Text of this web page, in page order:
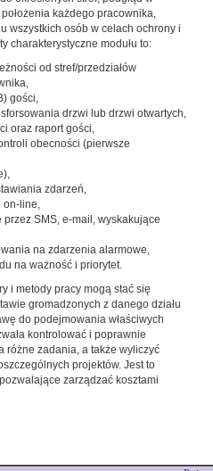
każdego pracownika,
wszystkich osób w celach ochrony i
charakterystyczne modułu to:
od stref/przedziałów
gości,
drzwi lub drzwi otwartych,
oraz raport gości,
obecności (pierwsze
zdarzeń,
on-line,
SMS, e-mail, wyskakujące
na zdarzenia alarmowe,
na ważność i priorytet.
i metody pracy mogą stać się
gromadzonych z danego działu
do podejmowania właściwych
kontrolować i poprawnie
różne zadania, a także wyliczyć
projektów. Jest to
zarządzać kosztami